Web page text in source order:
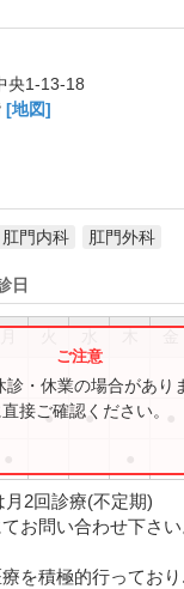
央1-13-18
[地図]
肛門内科 肛門外科
日
● ●
診・休業の場合があり
接ご確認ください。
2回診療(不定期)
お問い合わせ下さい
を積極的行ってお